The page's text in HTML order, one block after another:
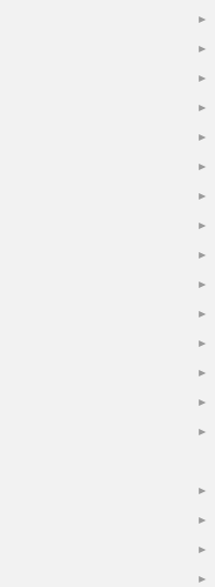
►
►
►
►
►
►
►
►
►
►
►
►
►
►
►
►
►
►
►